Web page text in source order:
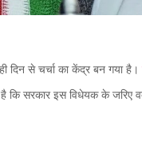
से चर्चा का केंद्र बन गया है।
सरकार इस विधेयक के जरिए